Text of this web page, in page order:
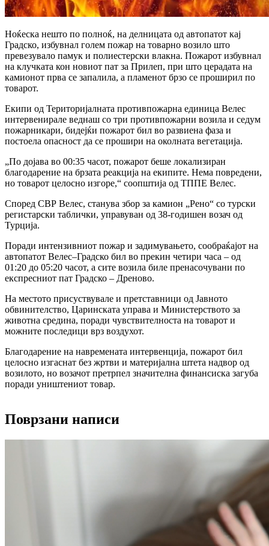
Ноќеска нешто по полноќ, на делницата од автопатот кај
Градско, избувнал голем пожар на товарно возило што
превезувало памук и полиестерски влакна. Пожарот избувнал
на клучката кон новиот пат за Прилеп, при што церадата на
камионот прва се запалила, а пламенот брзо се проширил по
товарот.
Екипи од Територијалната противпожарна единица Велес
интервенирале веднаш со три противпожарни возила и седум
пожарникари, бидејќи пожарот бил во развиена фаза и
постоела опасност да се прошири на околната вегетација.
„По дојава во 00:35 часот, пожарот беше локализиран
благодарение на брзата реакција на екипите. Нема повредени,
но товарот целосно изгоре,“ соопштија од ТППЕ Велес.
Според СВР Велес, станува збор за камион „Рено“ со турски
регистарски таблички, управуван од 38-годишен возач од
Турција.
Поради интензивниот пожар и задимувањето, сообраќајот на
автопатот Велес–Градско бил во прекин четири часа – од
01:20 до 05:20 часот, а сите возила биле пренасочувани по
експресниот пат Градско – Дреново.
На местото присуствувале и претставници од Јавното
обвинителство, Царинската управа и Министерството за
животна средина, поради чувствителноста на товарот и
можните последици врз воздухот.
Благодарение на навремената интервенција, пожарот бил
целосно изгаснат без жртви и материјална штета надвор од
возилото, но возачот претрпел значителна финансиска загуба
поради уништениот товар.
Поврзани написи